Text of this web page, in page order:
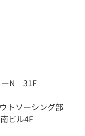
ーN 31F
トソーシング部
ビル4F